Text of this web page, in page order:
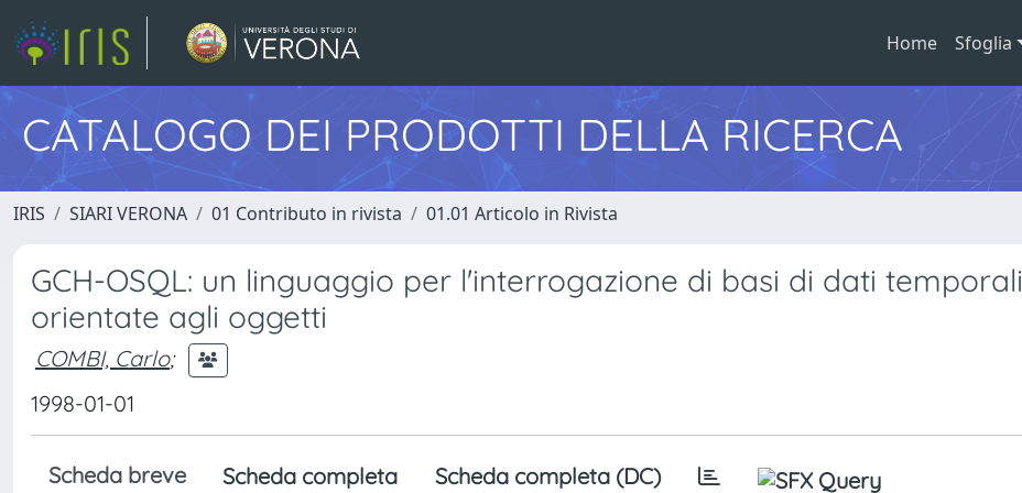
Home Sfoglia
CATALOGO DEI PRODOTTI DELLA RICERCA
IRIS SIARI VERONA 01 Contributo in rivista 01.01 Articolo in Rivista
GCH-OSQL: un linguaggio per l'interrogazione di basi di dati temporali
orientate agli oggetti
COMBI, Carlo;
1998-01-01
Scheda breve Scheda completa Scheda completa (DC)